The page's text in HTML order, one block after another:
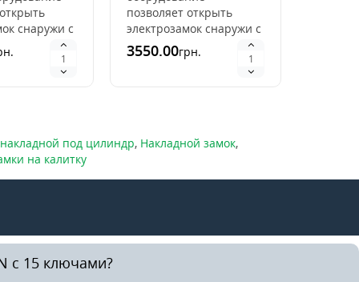
снаружи с
и с
карты.
позволяет открыть
электрозамок снаружи с
помощью кодовой
комбинации и с
помощью ключа карты.
3550.00грн.
под цилиндр, Накладной замок,
на калитку
с 15 ключами?